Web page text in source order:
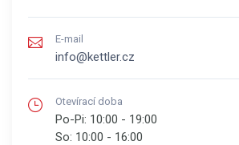
E-mail
info@kettler.cz
Otevírací doba
Po-Pi: 10:00 - 19:00
So: 10:00 - 16:00